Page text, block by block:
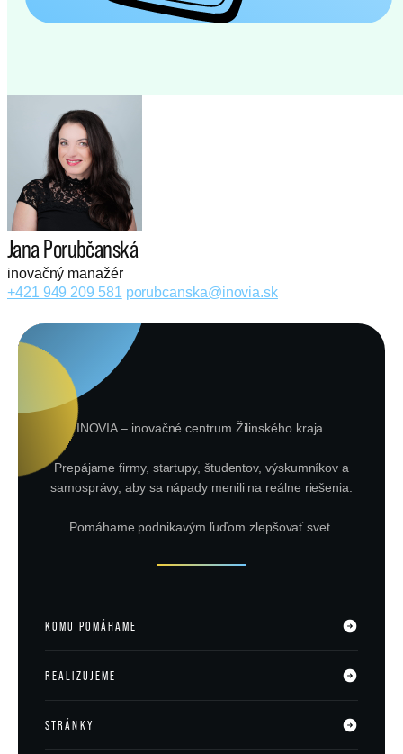
Jana Porubčanská
inovačný manažér
+421 949 209 581 porubcanska@inovia.sk
INOVIA – inovačné centrum Žilinského kraja.
Prepájame firmy, startupy, študentov, výskumníkov a
samosprávy, aby sa nápady menili na reálne riešenia.
Pomáhame podnikavým ľuďom zlepšovať svet.
KOMU POMÁHAME
somFirma
REALIZUJEME
CEE Startup Voucher
STRÁNKY